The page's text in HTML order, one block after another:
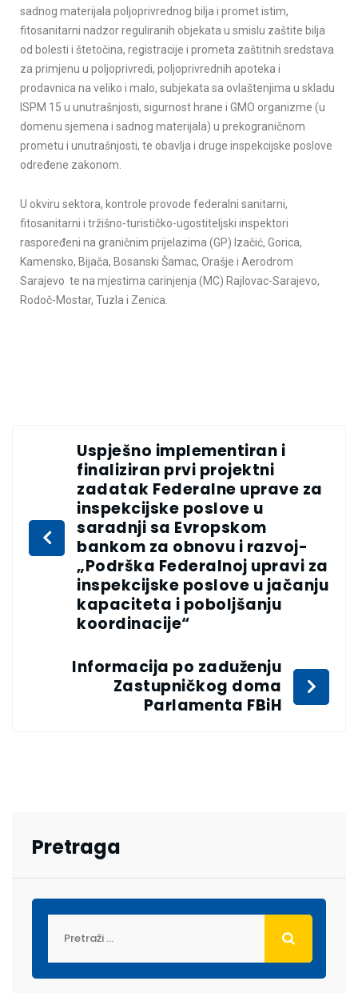
sadnog materijala poljoprivrednog bilja i promet istim,
fitosanitarni nadzor reguliranih objekata u smislu zaštite bilja
od bolesti i štetočina, registracije i prometa zaštitnih sredstava
za primjenu u poljoprivredi, poljoprivrednih apoteka i
prodavnica na veliko i malo, subjekata sa ovlaštenjima u skladu
ISPM 15 u unutrašnjosti, sigurnost hrane i GMO organizme (u
domenu sjemena i sadnog materijala) u prekograničnom
prometu i unutrašnjosti, te obavlja i druge inspekcijske poslove
određene zakonom.
U okviru sektora, kontrole provode federalni sanitarni,
fitosanitarni i tržišno-turističko-ugostiteljski inspektori
raspoređeni na graničnim prijelazima (GP) Izačić, Gorica,
Kamensko, Bijača, Bosanski Šamac, Orašje i Aerodrom
Sarajevo te na mjestima carinjenja (MC) Rajlovac-Sarajevo,
Rodoč-Mostar, Tuzla i Zenica.
Uspješno implementiran i
finaliziran prvi projektni
zadatak Federalne uprave za
inspekcijske poslove u
saradnji sa Evropskom
bankom za obnovu i razvoj-
„Podrška Federalnoj upravi za
inspekcijske poslove u jačanju
kapaciteta i poboljšanju
koordinacije“
Informacija po zaduženju
Zastupničkog doma
Parlamenta FBiH
Pretraga